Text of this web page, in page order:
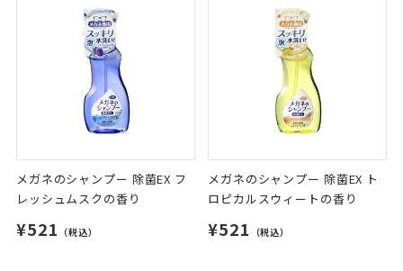
メガネのシャンプー 除菌EX フ
レッシュムスクの香り
¥521 （税込）
メガネのシャンプー 除菌EX ト
ロピカルスウィートの香り
¥521 （税込）